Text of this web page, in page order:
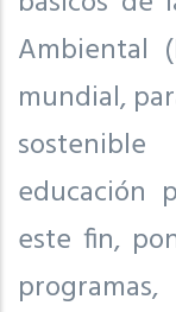
Ambiental
mundial,
educación
este fin,